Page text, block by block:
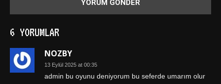
6 YORUMLAR
NOZBY
13 Eylül 2025 at 00:35
admin bu oyunu deniyorum bu seferde umarım olur